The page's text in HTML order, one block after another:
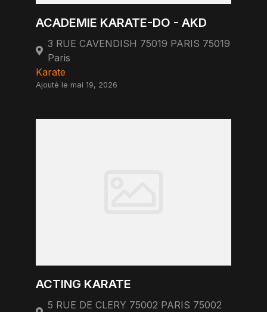
ACADEMIE KARATE-DO - AKD
3 RUE CAVENDISH 75019 PARIS 75019
Paris
Karate
Ajouté le mai 19, 2026
ACTING KARATE
5 RUE DE CLERY 75002 PARIS 75002